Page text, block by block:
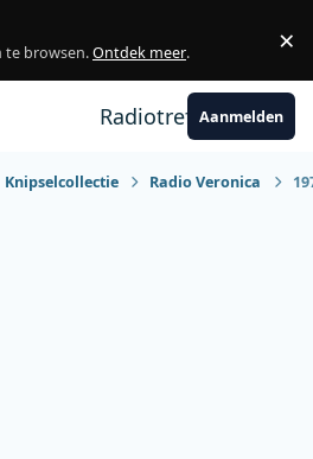
te browsen.Ontdek meer. ×
RadiotrefpuntAanmelden
Knipselcollectie Radio Veronica